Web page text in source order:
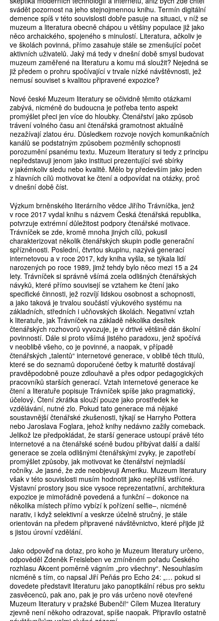
svádět pozornost na jeho stejnojmennou knihu. Termín digitální
demence spíš v této souvislosti dobře pasuje na situaci, v níž se
muzeum a literatura obecně chápou u většiny populace již jako
něco archaického, spojeného s minulostí. Literatura, ačkoliv je
ve školách povinná, přímo zasahuje stále se zmenšující počet
aktivních uživatelů. Jaký má tedy v dnešní době smysl budovat
muzeum zaměřené na literaturu a komu má sloužit? Nejedná se
již předem o prohru spočívající v trvale nízké návštěvnosti, jež
nemusí souviset s kvalitou připravené expozice?
Nové české Muzeum literatury se očividně těmito otázkami
zabývá, nicméně do budoucna je potřeba tento aspekt
promýšlet přeci jen více do hloubky. Čtenářství jako způsob
trávení volného času ani čtenářská gramotnost aktuálně
nezažívají zlatou éru. Důsledkem rozvoje nových komunikačních
kanálů se podstatným způsobem pozměnily schopnosti
porozumění psanému textu. Muzeum literatury si tedy z principu
nepředstavuji jenom jako instituci prezentující své sbírky
v jakémkoliv sledu nebo kvalitě. Mělo by především jako jeden
z hlavních cílů motivovat ke čtení a odpovídat na otázky, proč
v dnešní době číst.
Výzkum brněnského literárního vědce Jiřího Trávníčka, jenž
v roce 2017 vydal knihu s názvem Česká čtenářská republika,
potvrzuje extrémní důležitost podpory čtenářské motivace.
Trávníček se zde, kromě mnoha jiných cílů, pokusil
charakterizovat několik čtenářských skupin podle generační
spřízněnosti. Poslední, čtvrtou skupinu, nazývá generací
internetovou a v roce 2017, kdy kniha vyšla, se týkala lidí
narozených po roce 1989, jimž tehdy bylo něco mezi 15 a 24
lety. Trávníček si správně všímá zcela odlišných čtenářských
návyků, které přímo souvisejí se vztahem ke čtení jako
specifické činnosti, jež rozvíjí lidskou osobnost a schopnosti,
a jako taková je trvalou součástí výukového systému na
základních, středních i učňovských školách. Negativní vztah
k literatuře, jak Trávníček na základě několika desítek
čtenářských rozhovorů vyvozuje, je v drtivé většině dán školní
povinností. Dále si proto všímá jistého paradoxu, jenž spočívá
v neoblibě všeho, co je povinné, a naopak, v případě
čtenářských „talentů“ internetové generace, v oblibě těch titulů,
které se do seznamů doporučené četby k maturitě dostávají
pravděpodobně pouze zdlouhavě a přes odpor pedagogických
pracovníků starších generací. Vztah internetové generace ke
čtení a literatuře popisuje Trávníček spíše jako pragmatický,
účelový. Čtení zkrátka slouží pouze jako prostředek ke
vzdělávání, nutné zlo. Pokud tato generace má nějaké
soustavnější čtenářské zkušenosti, týkají se Harryho Pottera
nebo Jaroslava Foglara, jehož knihy nedávno zažily comeback.
Jelikož lze předpokládat, že starší generace ustoupí právě této
internetové a na čtenářské scéně budou přibývat další a další
generace se zcela odlišnými čtenářskými zvyky, je zapotřebí
promýšlet způsoby, jak motivovat ke čtenářství nejmladší
ročníky. Je jasné, že zde neobjevuji Ameriku. Muzeum literatury
však v této souvislosti musím hodnotit jako nepříliš vstřícné.
Výstavní prostory jsou sice vysoce reprezentativní, architektura
expozice je mimořádně povedená a funkční – dokonce na
několika místech přímo vybízí k pořízení selfie–, nicméně
narativ, i když selektivní a veskrze účelně stručný, je stále
orientován na předem připravené návštěvnictvo, které přijde již
s jistou úrovní vzdělání.
Jako odpověď na dotaz, pro koho je Muzeum literatury určeno,
odpověděl Zdeněk Freisleben ve zmíněném pořadu Českého
rozhlasu Akcent poměrně vágním „pro všechny“. Nesouhlasím
nicméně s tím, co napsal Jiří Peňás pro Echo 24: „… pokud si
dovedete představit literaturu jako panoptikální rébus pro sektu
zasvěcenců, pak ano, pak je pro vás určeno nově otevřené
Muzeum literatury v pražské Bubenči!“ Cílem Muzea literatury
zjevně není někoho odrazovat, spíše naopak. Připravilo ostatně